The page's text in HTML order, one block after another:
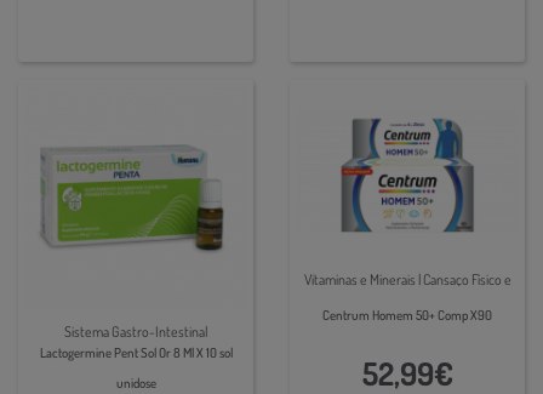
Sistema Gastro-Intestinal
Lactogermine Pent Sol Or 8 Ml X 10 sol
unidose
Vitaminas e Minerais | Cansaço Físico e
Centrum Homem 50+ Comp X90
52,99€